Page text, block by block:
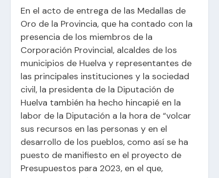
En el acto de entrega de las Medallas de
Oro de la Provincia, que ha contado con la
presencia de los miembros de la
Corporación Provincial, alcaldes de los
municipios de Huelva y representantes de
las principales instituciones y la sociedad
civil, la presidenta de la Diputación de
Huelva también ha hecho hincapié en la
labor de la Diputación a la hora de “volcar
sus recursos en las personas y en el
desarrollo de los pueblos, como así se ha
puesto de manifiesto en el proyecto de
Presupuestos para 2023, en el que,